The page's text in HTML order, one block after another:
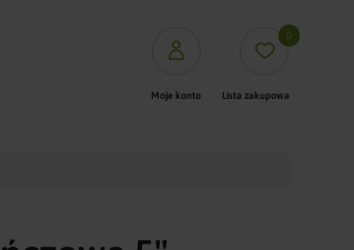
Moje konto
0
Lista zakupowa